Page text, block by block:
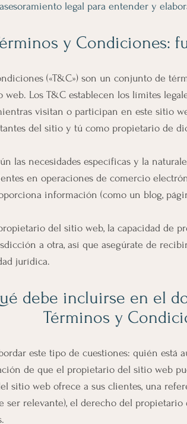
legal para entender y
y Condiciones:
(«T&C») son un conjunto de
Los T&C establecen los límites
visitan o participan en este sitio
del sitio y tú como propietario de
las necesidades específicas y la
en operaciones de comercio
información (como un blog,
del sitio web, la capacidad de
a otra, así que asegúrate de
jurídica.
debe incluirse en el
Términos y
este tipo de cuestiones: quién está
de que el propietario del sitio web
sitio web ofrece a sus clientes, una
ser relevante), el derecho del